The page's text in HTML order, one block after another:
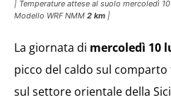
| Temperature attese al suolo mercoledì
Modello WRF NMM 2 km |
La giornata di mercoledì 10
picco del caldo sul
sul settore orientale della